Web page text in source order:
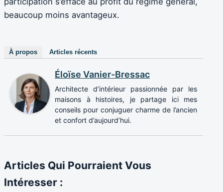
beaucoup moins avantageux.
À propos Articles récents
Éloïse Vanier-Bressac
Architecte d’intérieur passionnée par les
maisons à histoires, je partage ici mes
conseils pour conjuguer charme de l’ancien
et confort d’aujourd’hui.
Articles Qui Pourraient Vous
Intéresser :